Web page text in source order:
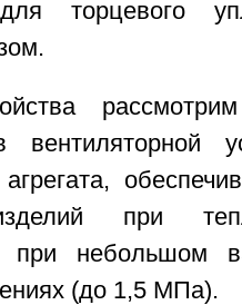
торцевого
вентиляторной
агрегата,
при
при небольшом
(до 1,5 МПа).